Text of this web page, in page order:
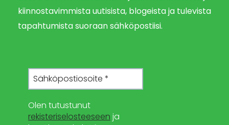
kiinnostavimmista uutisista, blogeista ja tulevista
tapahtumista suoraan sähköpostiisi.
Olen tutustunut
rekisteriselosteeseen ja